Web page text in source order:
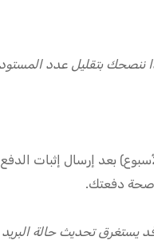
بتقليل عدد
صحة دفعتك.
يستغرق تحديث حالة